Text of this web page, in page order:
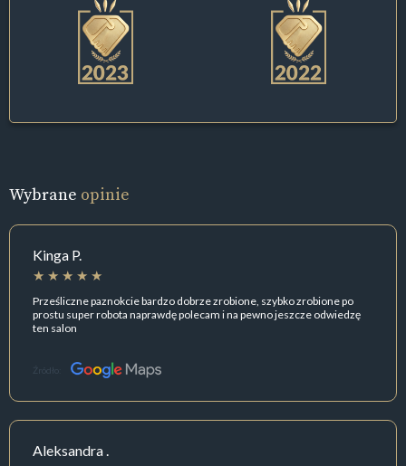
Wybrane opinie
Kinga P.
Prześliczne paznokcie bardzo dobrze zrobione, szybko zrobione po
prostu super robota naprawdę polecam i na pewno jeszcze odwiedzę
ten salon
Źródło:
Aleksandra .